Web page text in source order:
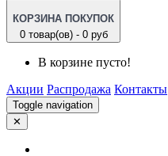
КОРЗИНА ПОКУПОК
0 товар(ов) - 0 руб
В корзине пусто!
Акции Распродажа Контакты
Toggle navigation
✕